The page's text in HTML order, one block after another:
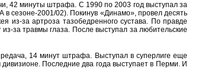
42 минуты штрафа. С 1990 по 2003 год выступал за
сезоне-2001/02). Покинув «Динамо», провел десять
из-за артроза тазобедренного сустава. По правде
за травмы глаза. После выступал за любительские
14 минут штрафа. Выступал в суперлиге еще
Последние два года выступает в Перми. И